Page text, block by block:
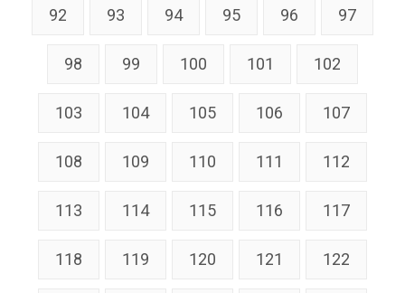
92 93 94 95 96 97
98 99 100 101 102
103 104 105 106 107
108 109 110 111 112
113 114 115 116 117
118 119 120 121 122